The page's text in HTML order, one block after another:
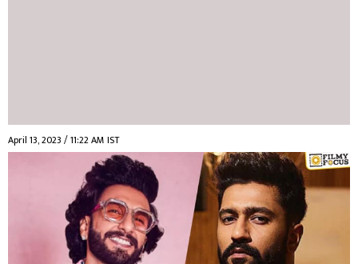
April 13, 2023 / 11:22 AM IST